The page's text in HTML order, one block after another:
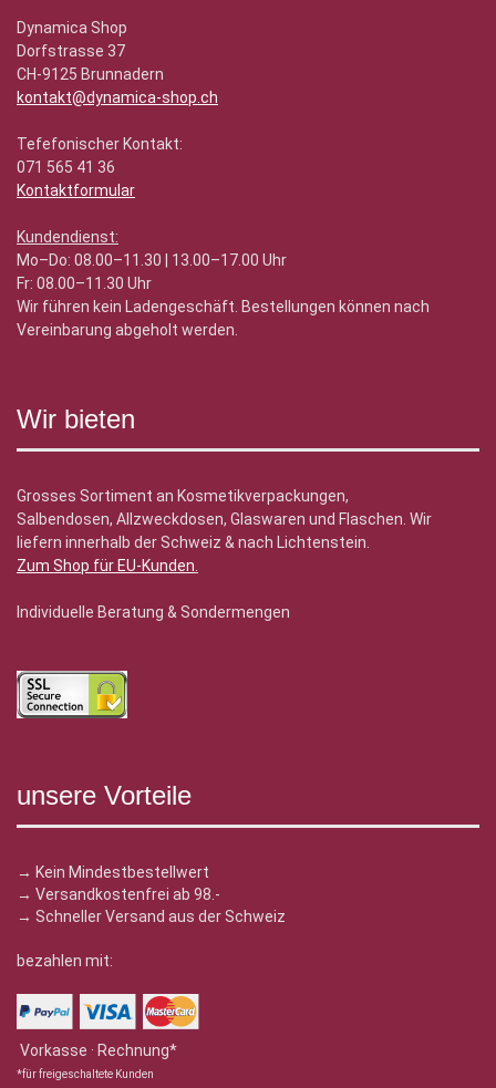
Dynamica Shop
Dorfstrasse 37
CH-9125 Brunnadern
kontakt@dynamica-shop.ch
Tefefonischer Kontakt:
071 565 41 36
Kontaktformular
Kundendienst:
Mo–Do: 08.00–11.30 | 13.00–17.00 Uhr
Fr: 08.00–11.30 Uhr
Wir führen kein Ladengeschäft. Bestellungen können nach
Vereinbarung abgeholt werden.
Wir bieten
Grosses Sortiment an Kosmetikverpackungen,
Salbendosen, Allzweckdosen, Glaswaren und Flaschen. Wir
liefern innerhalb der Schweiz & nach Lichtenstein.
Zum Shop für EU-Kunden.
Individuelle Beratung & Sondermengen
unsere Vorteile
→ Kein Mindestbestellwert
→ Versandkostenfrei ab 98.-
→ Schneller Versand aus der Schweiz
bezahlen mit:
Vorkasse · Rechnung*
*für freigeschaltete Kunden